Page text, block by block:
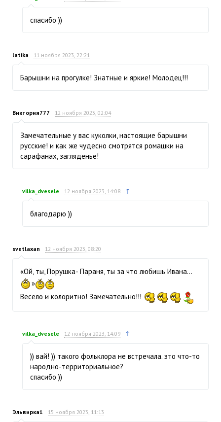
спасибо ))
latika 11 ноября 2023, 22:21
Барышни на прогулке! Знатные и яркие! Молодец!!!
Виктория777 12 ноября 2023, 02:04
Замечательные у вас куколки, настоящие барышни
русские! и как же чудесно смотрятся ромашки на
сарафанах, загляденье!
vilka_dvesele 12 ноября 2023, 14:08 ↑
благодарю ))
svetlaxan 12 ноября 2023, 08:20
«Ой, ты, Порушка- Параня, ты за что любишь Ивана...
»
Весело и колоритно! Замечательно!!!
vilka_dvesele 12 ноября 2023, 14:09 ↑
)) вай! )) такого фольклора не встречала. это что-то
народно-территориальное?
спасибо ))
Эльвирка1 15 ноября 2023, 11:13